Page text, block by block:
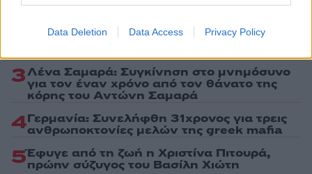
Data Deletion Data Access Privacy Policy
τροχαίο με νεκρούς μητέρα και γιο – Ο
οδηγός του φορτηγού κατέγραψε τη
3Λένα Σαμαρά: Συγκίνηση στο μνημόσυνο
για τον έναν χρόνο από τον θάνατο της
κόρης του Αντώνη Σαμαρά
4Γερμανία: Συνελήφθη 31χρονος για τρεις
ανθρωποκτονίες μελών της greek mafia
5Έφυγε από τη ζωή η Χριστίνα Πιτουρά,
πρώην σύζυγος του Βασίλη Χιώτη